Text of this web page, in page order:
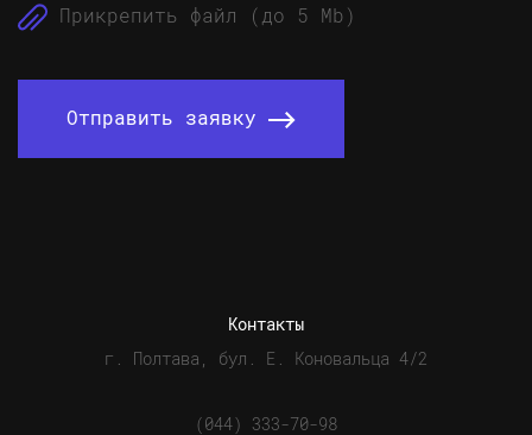
Прикрепить файл (до 5 Mb)
Отправить заявку
Контакты
г. Полтава, бул. Е. Коновальца 4/2
(044) 333-70-98